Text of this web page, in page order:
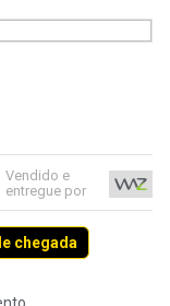
Vendido e
entregue por
chegada